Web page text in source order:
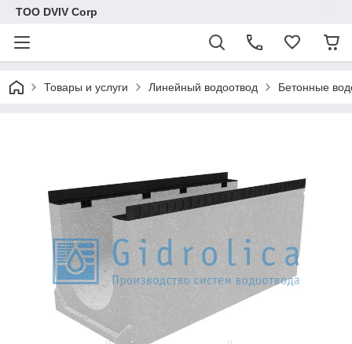
ТОО DVIV Corp
Товары и услуги Линейный водоотвод Бетонные